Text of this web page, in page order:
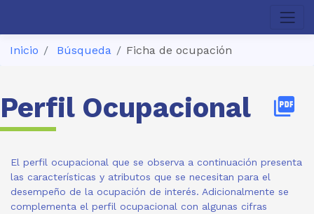
Inicio Búsqueda Ficha de ocupación
Perfil Ocupacional picture_as_pdf
El perfil ocupacional que se observa a continuación presenta
las características y atributos que se necesitan para el
desempeño de la ocupación de interés. Adicionalmente se
complementa el perfil ocupacional con algunas cifras